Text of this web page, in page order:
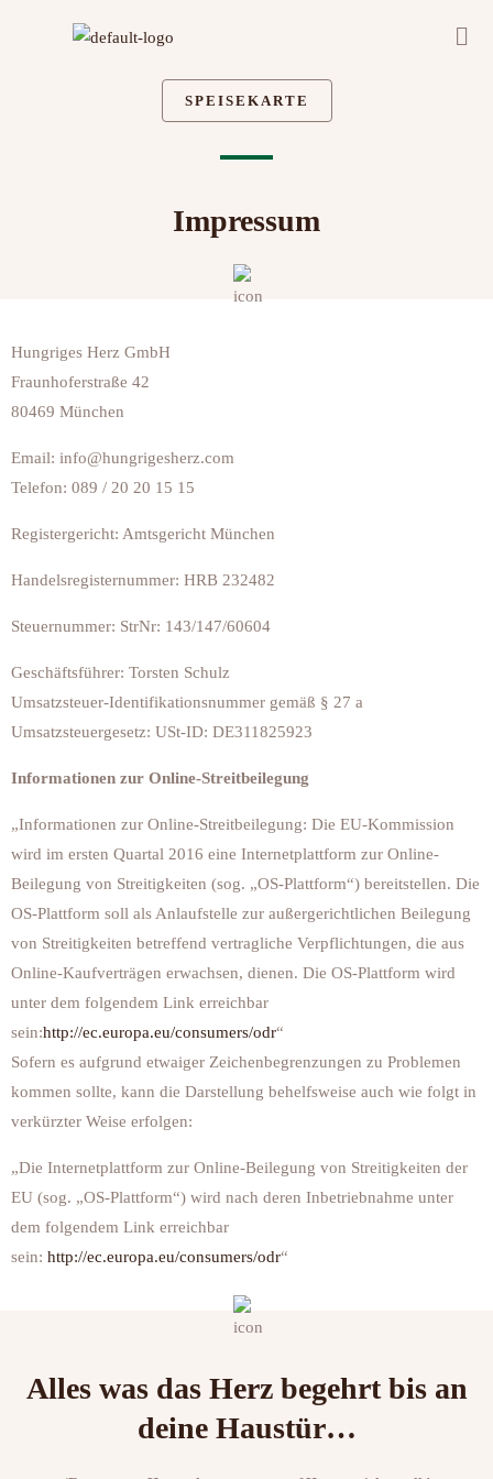
SPEISEKARTE
Impressum
Hungriges Herz GmbH
Fraunhoferstraße 42
80469 München
Email: info@hungrigesherz.com
Telefon: 089 / 20 20 15 15
Registergericht: Amtsgericht München
Handelsregisternummer: HRB 232482
Steuernummer: StrNr: 143/147/60604
Geschäftsführer: Torsten Schulz
Umsatzsteuer-Identifikationsnummer gemäß § 27 a
Umsatzsteuergesetz: USt-ID: DE311825923
Informationen zur Online-Streitbeilegung
„Informationen zur Online-Streitbeilegung: Die EU-Kommission
wird im ersten Quartal 2016 eine Internetplattform zur Online-
Beilegung von Streitigkeiten (sog. „OS-Plattform“) bereitstellen. Die
OS-Plattform soll als Anlaufstelle zur außergerichtlichen Beilegung
von Streitigkeiten betreffend vertragliche Verpflichtungen, die aus
Online-Kaufverträgen erwachsen, dienen. Die OS-Plattform wird
unter dem folgendem Link erreichbar
sein:http://ec.europa.eu/consumers/odr“
Sofern es aufgrund etwaiger Zeichenbegrenzungen zu Problemen
kommen sollte, kann die Darstellung behelfsweise auch wie folgt in
verkürzter Weise erfolgen:
„Die Internetplattform zur Online-Beilegung von Streitigkeiten der
EU (sog. „OS-Plattform“) wird nach deren Inbetriebnahme unter
dem folgendem Link erreichbar
sein: http://ec.europa.eu/consumers/odr“
Alles was das Herz begehrt bis an
deine Haustür…